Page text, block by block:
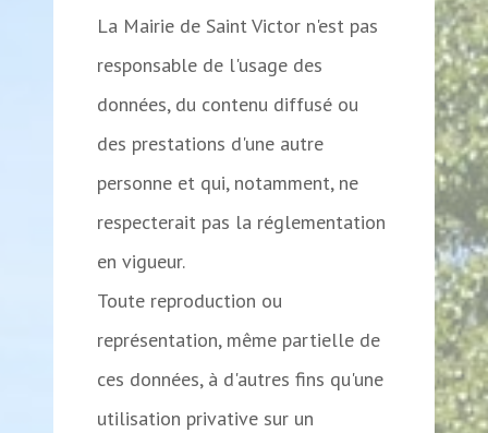
La Mairie de Saint Victor n'est pas
responsable de l'usage des
données, du contenu diffusé ou
des prestations d'une autre
personne et qui, notamment, ne
respecterait pas la réglementation
en vigueur.
Toute reproduction ou
représentation, même partielle de
ces données, à d'autres fins qu'une
utilisation privative sur un